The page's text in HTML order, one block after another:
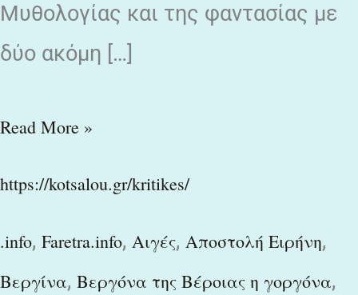
Μυθολογίας και της φαντασίας με
δύο ακόμη […]
Read More »
https://kotsalou.gr/kritikes/
.info, Faretra.info, Αιγές, Αποστολή Ειρήνη,
Βεργίνα, Βεργόνα της Βέροιας η γοργόνα,